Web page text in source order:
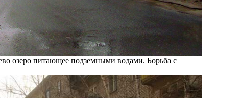
озеро питающее подземными водами. Борьба с